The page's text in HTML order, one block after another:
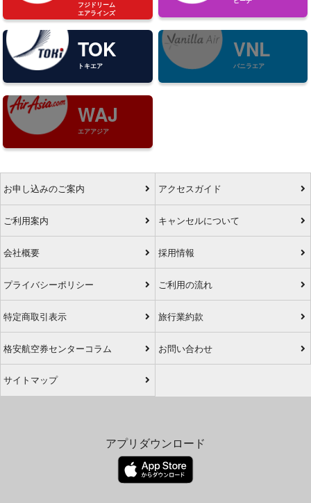
フジドリーム
エアラインズ
TOK
トキエア
VNL
バニラエア
WAJ
エアアジア
お申し込みのご案内 アクセスガイド
ご利用案内 キャンセルについて
会社概要 採用情報
プライバシーポリシー ご利用の流れ
特定商取引表示 旅行業約款
格安航空券センターコラム お問い合わせ
サイトマップ
アプリダウンロード